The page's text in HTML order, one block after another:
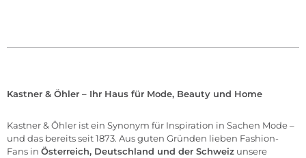
Kastner & Öhler – Ihr Haus für Mode, Beauty und Home
Kastner & Öhler ist ein Synonym für Inspiration in Sachen Mode –
und das bereits seit 1873. Aus guten Gründen lieben Fashion-
Fans in Österreich, Deutschland und der Schweiz unsere